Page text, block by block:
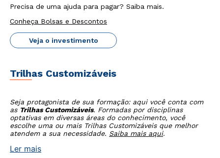
Precisa de uma ajuda para pagar? Saiba mais.
Conheça Bolsas e Descontos
Veja o investimento
Trilhas Customizáveis
Seja protagonista de sua formação: aqui você conta com
as Trilhas Customizáveis. Formadas por disciplinas
optativas em diversas áreas do conhecimento, você
escolhe uma ou mais Trilhas Customizáveis que melhor
atendem a sua necessidade. Saiba mais aqui.
Ler mais